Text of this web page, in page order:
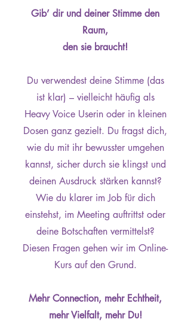
Gib’ dir und deiner Stimme den
Raum,
den sie braucht!
Du verwendest deine Stimme (das
ist klar) – vielleicht häufig als
Heavy Voice Userin oder in kleinen
Dosen ganz gezielt. Du fragst dich,
wie du mit ihr bewusster umgehen
kannst, sicher durch sie klingst und
deinen Ausdruck stärken kannst?
Wie du klarer im Job für dich
einstehst, im Meeting auftrittst oder
deine Botschaften vermittelst?
Diesen Fragen gehen wir im Online-
Kurs auf den Grund.
Mehr Connection, mehr Echtheit,
mehr Vielfalt, mehr Du!